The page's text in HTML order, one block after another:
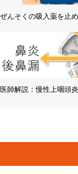
ぜんそくの吸入薬を止
医師解説：慢性上咽頭